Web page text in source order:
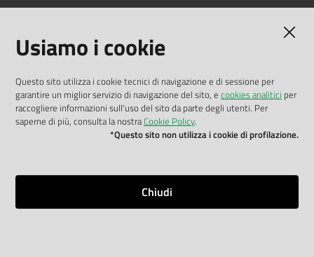
Dichiarazione di accessibilità
Privacy policy
Mappa del sito
Usiamo i cookie
Questo sito utilizza i cookie tecnici di navigazione e di sessione per
garantire un miglior servizio di navigazione del sito, e cookies analitici per
raccogliere informazioni sull'uso del sito da parte degli utenti. Per
saperne di più, consulta la nostraCookie Policy.
*Questo sito non utilizza i cookie di profilazione.
Chiudi